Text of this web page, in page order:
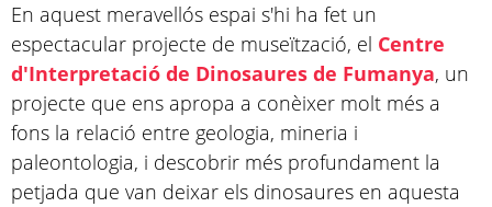
En aquest meravellós espai s'hi ha fet un
espectacular projecte de museïtzació, el Centre
d'Interpretació de Dinosaures de Fumanya, un
projecte que ens apropa a conèixer molt més a
fons la relació entre geologia, mineria i
paleontologia, i descobrir més profundament la
petjada que van deixar els dinosaures en aquesta